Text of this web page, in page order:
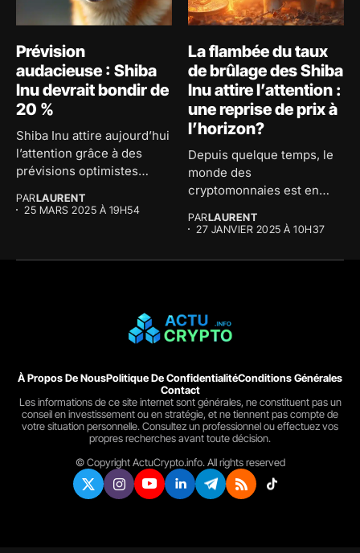
Prévision
audacieuse : Shiba
Inu devrait bondir de
20 %
Shiba Inu attire aujourd’hui
l’attention grâce à des
prévisions optimistes
PARLAURENT
25 MARS 2025 À 19H54
La flambée du taux
de brûlage des Shiba
Inu attire l’attention :
une reprise de prix à
l’horizon?
Depuis quelque temps, le
monde des
cryptomonnaies est en
PARLAURENT
27 JANVIER 2025 À 10H37
À Propos De NousPolitique De ConfidentialitéConditions Générales
Contact
Les informations de ce site internet sont générales, ne constituent pas un
conseil en investissement ou en stratégie, et ne tiennent pas compte de
votre situation personnelle. Consultez un professionnel ou effectuez vos
propres recherches avant toute décision.
© Copyright ActuCrypto.info. All rights reserved